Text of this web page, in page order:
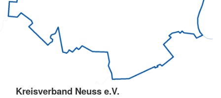
Kreisverband Neuss e.V.